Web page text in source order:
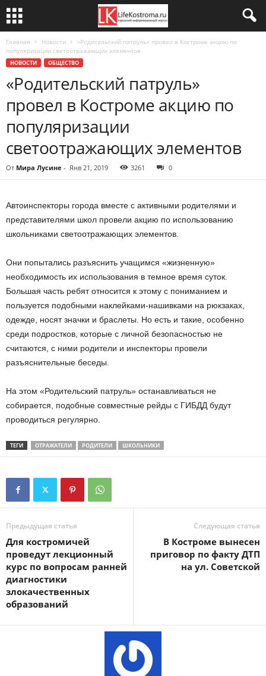
Главная Новости
«Родительский патруль» провел в Костроме акцию по
популяризации светоотражающих элементов
НОВОСТИ ОБЩЕСТВО
«Родительский патруль»
провел в Костроме акцию по
популяризации
светоотражающих элементов
От Мира Лусине - Янв 21, 2019 3261 0
Автоинспекторы города вместе с активными родителями и
представителями школ провели акцию по использованию
школьниками светоотражающих элементов.
Они попытались разъяснить учащимся «жизненную»
необходимость их использования в темное время суток.
Большая часть ребят относится к этому с пониманием и
пользуется подобными наклейками-нашивками на рюкзаках,
одежде, носят значки и браслеты. Но есть и такие, особенно
среди подростков, которые с личной безопасностью не
считаются, с ними родители и инспекторы провели
разъяснительные беседы.
На этом «Родительский патруль» останавливаться не
собирается, подобные совместные рейды с ГИБДД будут
проводиться регулярно.
ТЕГИ ОТРАЖАТЕЛИ РОДИТЕЛИ ШКОЛЬНИКИ
Предыдущая статья
Для костромичей
проведут лекционный
курс по вопросам ранней
диагностики
злокачественных
образований
Следующая статья
В Костроме вынесен
приговор по факту ДТП
на ул. Советской